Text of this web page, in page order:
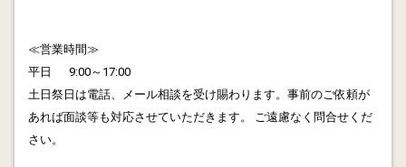
2015.02.19
セミナー「事業承継と相続」を実施しました。次回は4
月25日11時(所沢市生涯学習推進センター)を予定してい
ます。
≪営業時間≫
平日 9:00～17:00
土日祭日は電話、メール相談を受け賜わります。事前のご依頼が
あれば面談等も対応させていただきます。 ご遠慮なく問合せくだ
さい。